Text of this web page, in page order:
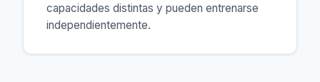
capacidades distintas y pueden entrenarse
independientemente.